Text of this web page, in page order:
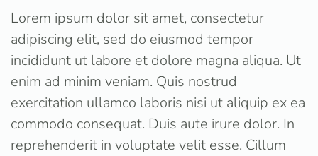
Lorem ipsum dolor sit amet, consectetur
adipiscing elit, sed do eiusmod tempor
incididunt ut labore et dolore magna aliqua. Ut
enim ad minim veniam. Quis nostrud
exercitation ullamco laboris nisi ut aliquip ex ea
commodo consequat. Duis aute irure dolor. In
reprehenderit in voluptate velit esse. Cillum